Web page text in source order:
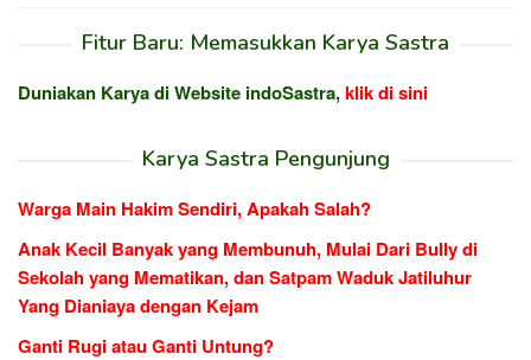
Fitur Baru: Memasukkan Karya Sastra
Duniakan Karya di Website indoSastra,klik di sini
Karya Sastra Pengunjung
Warga Main Hakim Sendiri, Apakah Salah?
Anak Kecil Banyak yang Membunuh, Mulai Dari Bully di
Sekolah yang Mematikan, dan Satpam Waduk Jatiluhur
Yang Dianiaya dengan Kejam
Ganti Rugi atau Ganti Untung?